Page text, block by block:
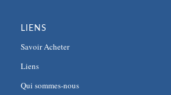
LIENS
Savoir Acheter
Liens
Qui sommes-nous